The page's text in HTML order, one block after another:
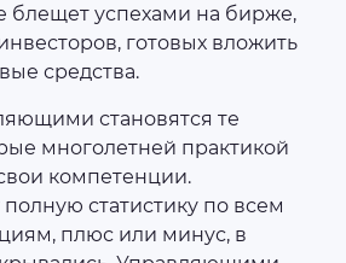
блещет успехами на бирже,
готовых вложить
средства.
становятся те
многолетней практикой
компетенции.
статистику по всем
плюс или минус, в